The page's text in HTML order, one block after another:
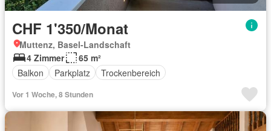
CHF 1'350/Monat
Muttenz, Basel-Landschaft
4 Zimmer
65 m²
Balkon
Parkplatz Trockenbereich
Vor 1 Woche, 8 Stunden